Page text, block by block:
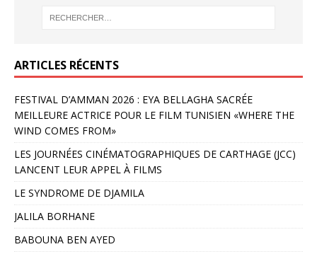
ARTICLES RÉCENTS
FESTIVAL D’AMMAN 2026 : EYA BELLAGHA SACRÉE
MEILLEURE ACTRICE POUR LE FILM TUNISIEN «WHERE THE
WIND COMES FROM»
LES JOURNÉES CINÉMATOGRAPHIQUES DE CARTHAGE (JCC)
LANCENT LEUR APPEL À FILMS
LE SYNDROME DE DJAMILA
JALILA BORHANE
BABOUNA BEN AYED